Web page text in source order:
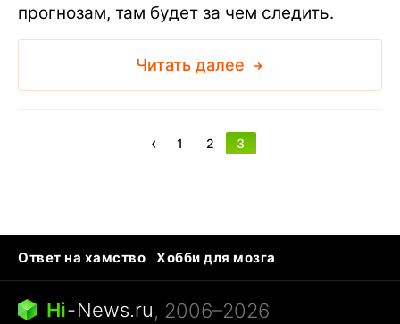
прогнозам, там будет за чем следить.
Читать далее
‹ 1 2 3
Ответ на хамство
Хобби для мозга
Бензин 100 vs 95
Тунцы в океанариуме
Следующая пандемия
Hi-News.ru, 2006–2026